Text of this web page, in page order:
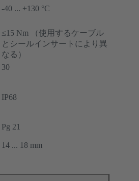
-40 ... +130 °C
≤15 Nm （使用するケーブル
とシールインサートにより異
なる）
30
IP68
Pg 21
14 ... 18 mm